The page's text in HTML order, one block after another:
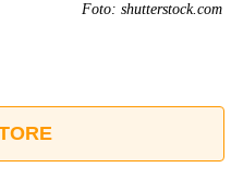
Foto: shutterstock.com